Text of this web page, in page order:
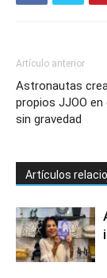
Artículo anterior
Astronautas
propios JJOO en
sin gravedad
Artículos